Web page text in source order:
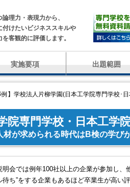
理力・表現力から、
付けたいビジネススキルや
客観的に評価します。
実施要項 出題範囲
学校法人片柳学園(日本工学院専門学校･日
院専門学校・日本工学
が求められる時代はB検の学び
会では例年100社以上の企業が参加し、
待ち”をする企業もあるほど卒業生が高い